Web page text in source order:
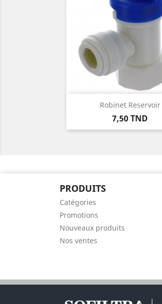
Robinet Reservoir
Prix
7,50 TND
Aperçu rapide
PRODUITS
Catégories
Promotions
Nouveaux produits
Nos ventes